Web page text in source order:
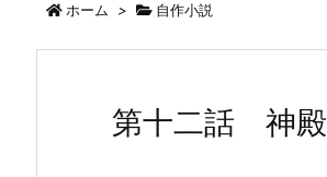
ホーム > 自作小説
第十二話 神殿